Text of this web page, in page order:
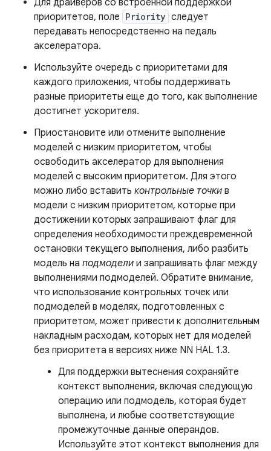
Для драйверов со встроенной поддержкой
приоритетов, поле Priority следует
передавать непосредственно на педаль
акселератора.
Используйте очередь с приоритетами для
каждого приложения, чтобы поддерживать
разные приоритеты еще до того, как выполнение
достигнет ускорителя.
Приостановите или отмените выполнение
моделей с низким приоритетом, чтобы
освободить акселератор для выполнения
моделей с высоким приоритетом. Для этого
можно либо вставить контрольные точки в
модели с низким приоритетом, которые при
достижении которых запрашивают флаг для
определения необходимости преждевременной
остановки текущего выполнения, либо разбить
модель на подмодели и запрашивать флаг между
выполнениями подмоделей. Обратите внимание,
что использование контрольных точек или
подмоделей в моделях, подготовленных с
приоритетом, может привести к дополнительным
накладным расходам, которых нет для моделей
без приоритета в версиях ниже NN HAL 1.3.
Для поддержки вытеснения сохраняйте
контекст выполнения, включая следующую
операцию или подмодель, которая будет
выполнена, и любые соответствующие
промежуточные данные операндов.
Используйте этот контекст выполнения для